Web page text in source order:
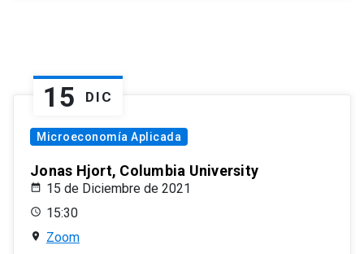
15 DIC
Microeconomía Aplicada
Jonas Hjort, Columbia University
15 de Diciembre de 2021
15:30
Zoom